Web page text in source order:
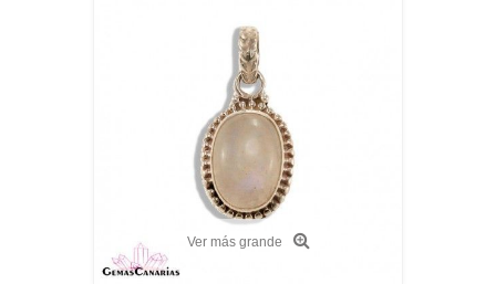
Ver más grande